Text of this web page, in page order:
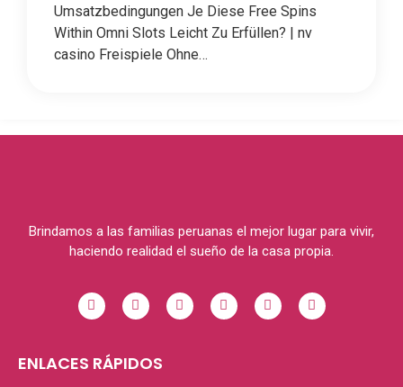
Umsatzbedingungen Je Diese Free Spins
Within Omni Slots Leicht Zu Erfüllen? | nv
casino Freispiele Ohne…
Brindamos a las familias peruanas el mejor lugar para vivir,
haciendo realidad el sueño de la casa propia.
ENLACES RÁPIDOS